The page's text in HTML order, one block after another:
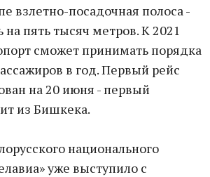
взлетно-посадочная полоса -
на пять тысяч метров. К 2021
сможет принимать порядка
в год. Первый рейс
на 20 июня - первый
из Бишкека.
национального
уже выступило с